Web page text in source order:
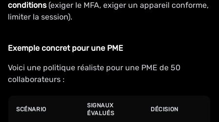
conditions(exiger le MFA, exiger un appareil conforme,
limiter la session).
Exemple concret pour une PME
Voici une politique réaliste pour une PME de 50
collaborateurs :
SCÉNARIO
SIGNAUX
ÉVALUÉS
DÉCISION